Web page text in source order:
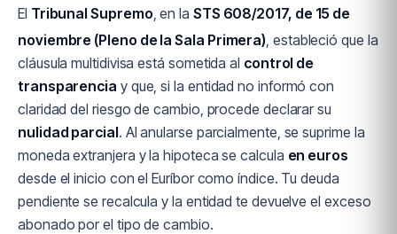
El Tribunal Supremo, en la STS 608/2017, de 15 de
noviembre (Pleno de la Sala Primera), estableció que la
cláusula multidivisa está sometida al control de
transparencia y que, si la entidad no informó con
claridad del riesgo de cambio, procede declarar su
nulidad parcial. Al anularse parcialmente, se suprime la
moneda extranjera y la hipoteca se calcula en euros
desde el inicio con el Euríbor como índice. Tu deuda
pendiente se recalcula y la entidad te devuelve el exceso
abonado por el tipo de cambio.